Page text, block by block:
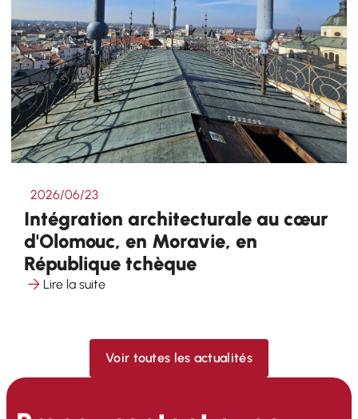
2026/06/23
Intégration architecturale au cœur
d'Olomouc, en Moravie, en
République tchèque
Lire la suite
Voir toutes les actualités